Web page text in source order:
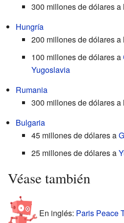
300 millones de dólares a
Hungría
200 millones de dólares a
100 millones de dólares a
Yugoslavia
Rumania
300 millones de dólares a
Bulgaria
45 millones de dólares a
25 millones de dólares a
Véase también
En inglés: Paris Peace